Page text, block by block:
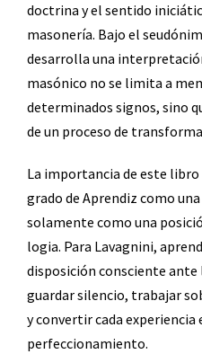
doctrina y el sentido
masonería. Bajo el
desarrolla una
masónico no se limita a
determinados signos, sino
de un proceso de
La importancia de este libro
grado de Aprendiz como
solamente como una
logia. Para Lavagnini,
disposición consciente ante
guardar silencio, trabajar
y convertir cada experiencia
perfeccionamiento.